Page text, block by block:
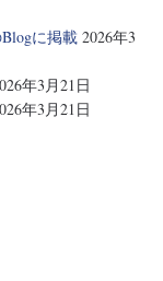
に掲載 2026年3
年3月21日
年3月21日